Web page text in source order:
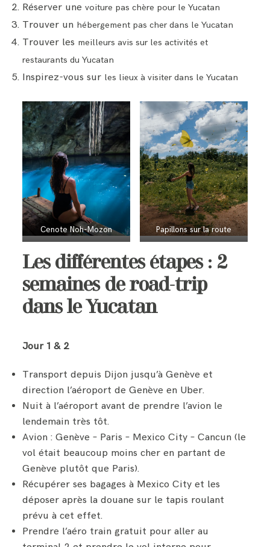
Réserver unevoiture pas chère pour le Yucatan
Trouver un hébergement pas cher dans le Yucatan
Trouver les meilleurs avis sur les activités et
restaurants du Yucatan
Inspirez-vous sur les lieux à visiter dans le Yucatan
Cenote Noh-Mozon Papillons sur la route
Les différentes étapes : 2
semaines de road-trip
dans le Yucatan
Jour 1 & 2
Transport depuis Dijon jusqu’à Genève et
direction l’aéroport de Genève en Uber.
Nuit à l’aéroport avant de prendre l’avion le
lendemain très tôt.
Avion : Genève – Paris – Mexico City – Cancun (le
vol était beaucoup moins cher en partant de
Genève plutôt que Paris).
Récupérer ses bagages à Mexico City et les
déposer après la douane sur le tapis roulant
prévu à cet effet.
Prendre l’aéro train gratuit pour aller au